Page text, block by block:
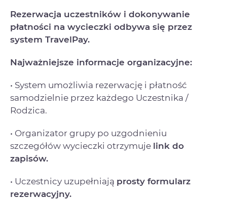
Rezerwacja uczestników i dokonywanie
płatności na wycieczki odbywa się przez
system TravelPay.
Najważniejsze informacje organizacyjne:
• System umożliwia rezerwację i płatność
samodzielnie przez każdego Uczestnika /
Rodzica.
• Organizator grupy po uzgodnieniu
szczegółów wycieczki otrzymuje link do
zapisów.
• Uczestnicy uzupełniają prosty formularz
rezerwacyjny.